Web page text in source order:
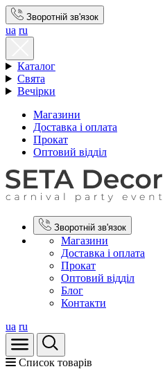
Зворотній зв'язок
ua ru
Каталог
Свята
Вечірки
Магазини
Доставка і оплата
Прокат
Оптовий відділ
Зворотній зв'язок
Магазини
Доставка і оплата
Прокат
Оптовий відділ
Блог
Контакти
ua ru
Список товарів